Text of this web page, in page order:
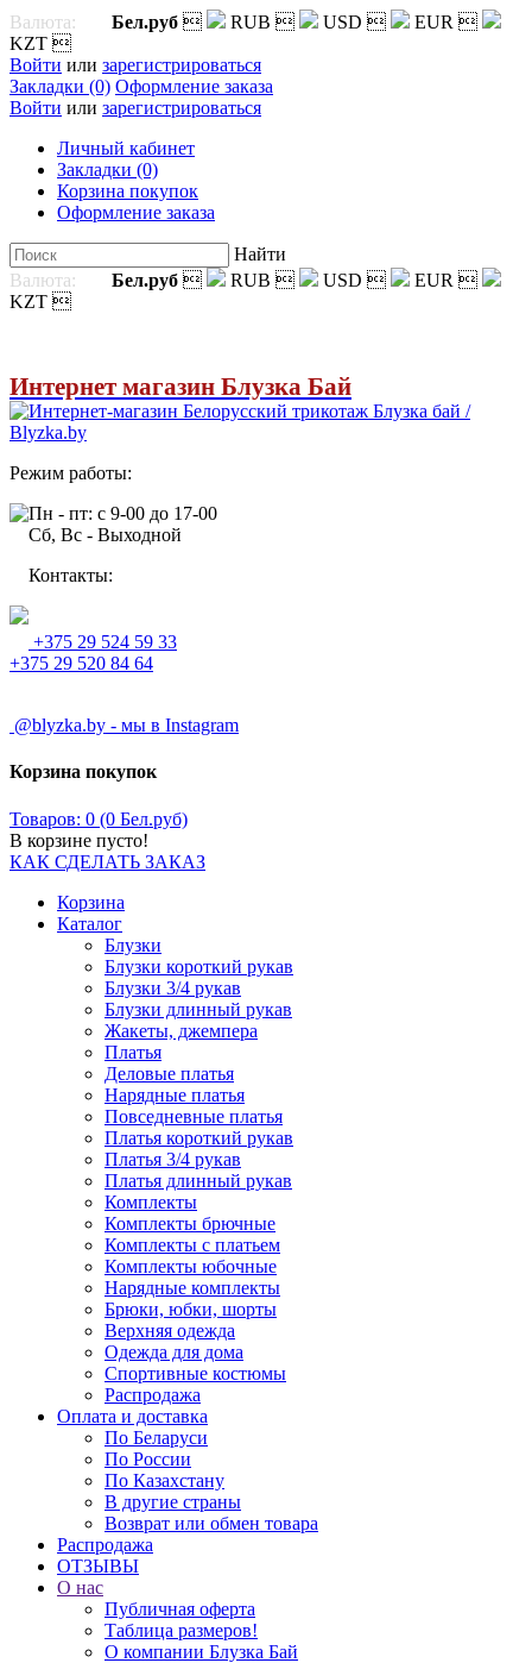
Валюта: Бел.руб  RUB  USD  EUR 
KZT 
Войти или зарегистрироваться
Закладки (0) Оформление заказа
Войти или зарегистрироваться
Личный кабинет
Закладки (0)
Корзина покупок
Оформление заказа
Найти
Валюта:
Бел.руб  RUB  USD  EUR 
KZT 
Интернет магазин Блузка Бай
Режим работы:
Пн - пт: с 9-00 до 17-00
Сб, Вс - Выходной
Контакты:
+375 29 524 59 33
+375 29 520 84 64
@blyzka.by - мы в Instagram
Корзина покупок
Товаров: 0 (0 Бел.руб)
В корзине пусто!
КАК СДЕЛАТЬ ЗАКАЗ
Корзина
Каталог
Блузки
Блузки короткий рукав
Блузки 3/4 рукав
Блузки длинный рукав
Жакеты, джемпера
Платья
Деловые платья
Нарядные платья
Повседневные платья
Платья короткий рукав
Платья 3/4 рукав
Платья длинный рукав
Комплекты
Комплекты брючные
Комплекты с платьем
Комплекты юбочные
Нарядные комплекты
Брюки, юбки, шорты
Верхняя одежда
Одежда для дома
Спортивные костюмы
Распродажа
Оплата и доставка
По Беларуси
По России
По Казахстану
В другие страны
Возврат или обмен товара
Распродажа
ОТЗЫВЫ
О нас
Публичная оферта
Таблица размеров!
О компании Блузка Бай